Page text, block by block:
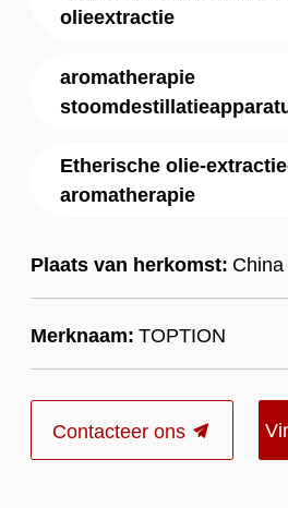
olieextractie
aromatherapie
Etherische olie-
aromatherapie
Plaats van herkomst: China
Merknaam: TOPTION
Contacteer ons